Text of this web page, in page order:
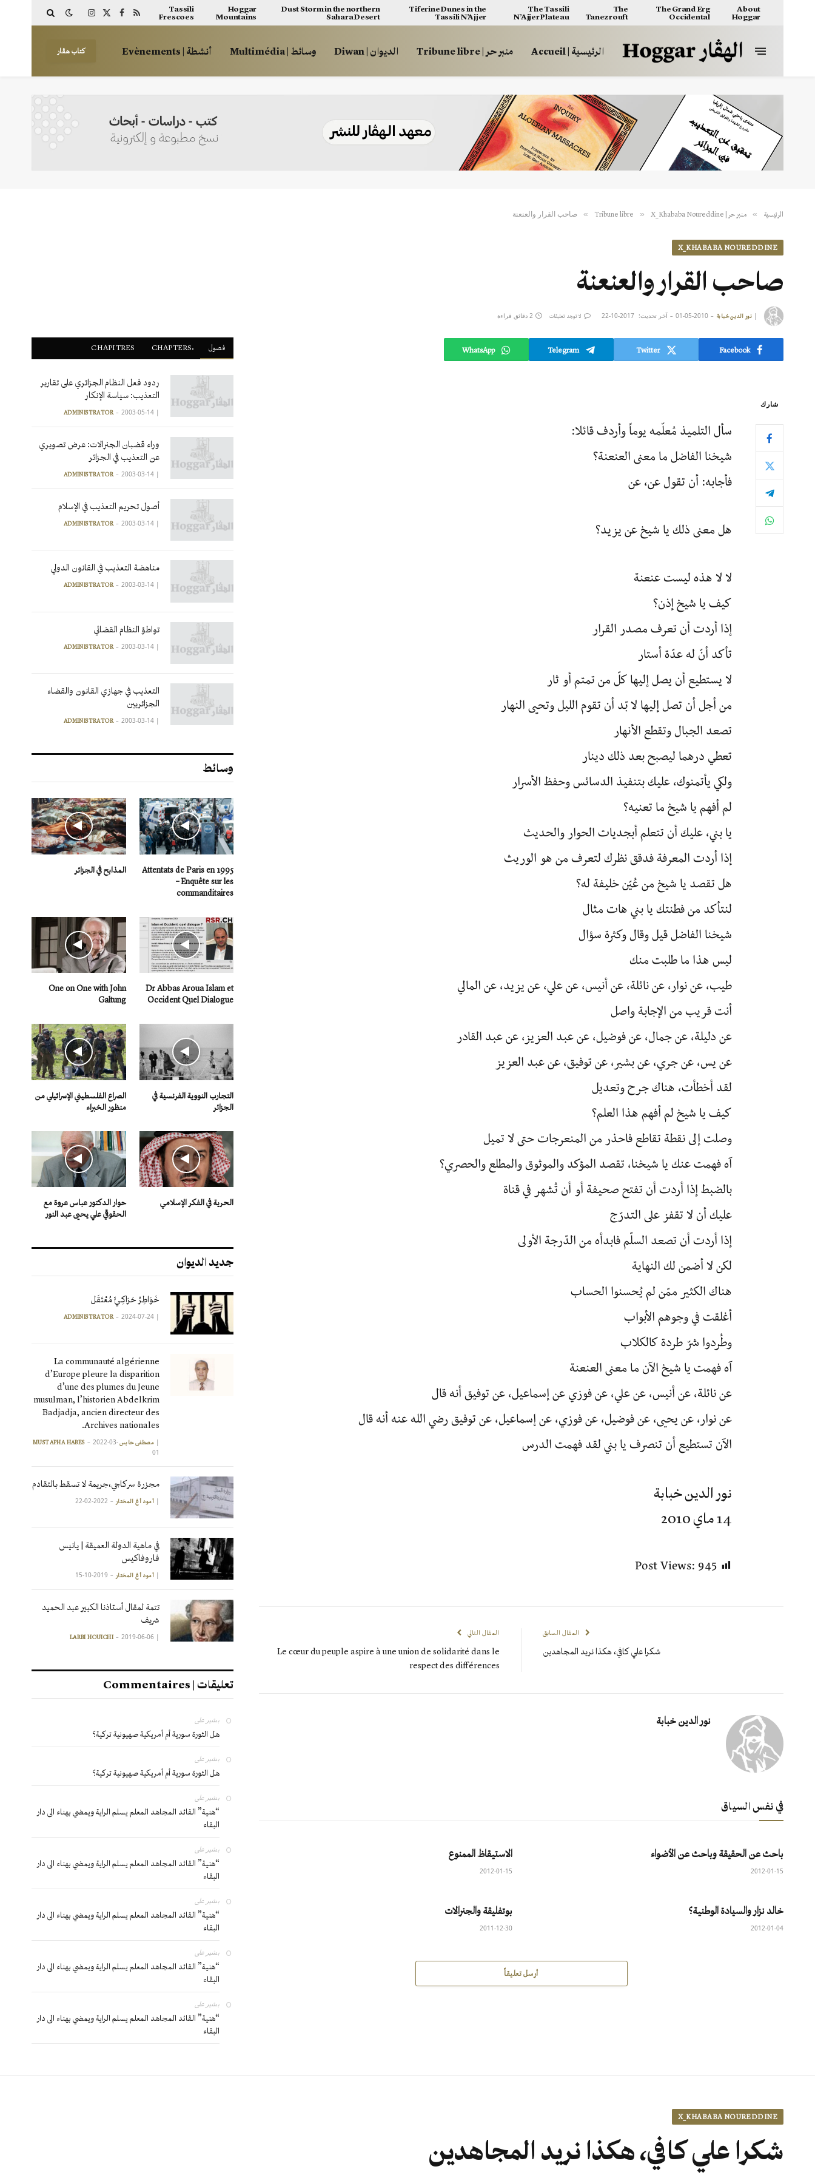
About
Hoggar
The Grand Erg
Occidental
The
Tanezrouft
The Tassili
N’Ajjer Plateau
Tiferine Dunes in the
Tassili N’Ajjer
Dust Storm in the northern
Sahara Desert
Hoggar
Mountains
Tassili
Frescoes
RSS
Facebook
X
Instagram
الرئيسية | Accueil منبر حر | Tribune libre الديوان | Diwan وسائط | Multimédia أنشطة | Evènements كتاب هڤار
الرئيسية » منبر حر | Tribune libre » X_Khababa Noureddine
» صاحب القرار والعنعنة
X_KHABABA NOUREDDINE
صاحب القرار والعنعنة
| نور الدين خبابة 2010-05-01 آخر تحديث: 2017-10-22 لا توجد تعليقات 2 دقائق قراءة
Facebook
Twitter
Telegram
WhatsApp
شارك
سأل التلميذ مُعلّمه يوماً وأردف قائلا:
شيخنا الفاضل ما معنى العنعنة؟
فأجابه: أن تقول عن، عن
هل معنى ذلك يا شيخ عن يزيد؟
لا لا هذه ليست عنعنة
كيف يا شيخ إذن؟
إذا أردت أن تعرف مصدر القرار
تأكد أنّ له عدّة أستار
لا يستطيع أن يصل إليها كلّ من تمتم أو ثار
من أجل أن تصل إليها لا بّد أن تقوم الليل وتحيى النهار
تصعد الجبال وتقطع الأنهار
تعطي درهما ليصبح بعد ذلك دينار
ولكي يأتمنوك، عليك بتنفيذ الدسائس وحفظ الأسرار
لم أفهم يا شيخ ما تعنيه؟
يا بني، عليك أن تتعلم أبجديات الحوار والحديث
إذا أردت المعرفة فدقق نظرك لتعرف من هو الوريث
هل تقصد يا شيخ من عُيّن خليفة له؟
لنتأكد من فطنتك يا بني هات مثال
شيخنا الفاضل قيل وقال وكثرة سؤال
ليس هذا ما طلبت منك
طيب، عن نوار، عن نائلة، عن أنيس، عن علي، عن يزيد، عن المالي
أنت قريب من الإجابة واصل
عن دليلة، عن جمال، عن فوضيل، عن عبد العزيز، عن عبد القادر
عن يس، عن جري، عن بشير، عن توفيق، عن عبد العزيز
لقد أخطأت، هناك جرح وتعديل
كيف يا شيخ لم أفهم هذا العلم؟
وصلت إلى نقطة تقاطع فاحذر من المنعرجات حتى لا تميل
آه فهمت عنك يا شيخنا، تقصد المؤكد والموثوق والمطلع والحصري؟
بالضبط إذا أردت أن تفتح صحيفة أو أن تُشهر في قناة
عليك أن لا تقفز على التدرّج
إذا أردت أن تصعد السلّم فابدأه من الدّرجة الأولى
لكن لا أضمن لك النهاية
هناك الكثير ممّن لم يُحسنوا الحساب
أغلقت في وجوهم الأبواب
وطُردوا شرّ طردة كالكلاب
آه فهمت يا شيخ الآن ما معنى العنعنة
عن نائلة، عن أنيس، عن علي، عن فوزي عن إسماعيل، عن توفيق أنه قال
عن نوار، عن يحيى، عن فوضيل، عن فوزي، عن إسماعيل، عن توفيق رضي الله عنه أنه قال
الآن تستطيع أن تنصرف يا بني لقد فهمت الدرس
نور الدين خبابة
14 ماي 2010
Post Views: 945
المقال السابق
شكرا علي كافي، هكذا نريد المجاهدين
المقال التالي
Le cœur du peuple aspire à une union de solidarité dans le
respect des différences
نور الدين خبابة
في نفس السياق
باحث عن الحقيقة وباحث عن الأضواء
2012-01-15
الاستيقاظ الممنوع
2012-01-15
خالد نزار والسيادة الوطنية؟
2012-01-04
بوتفليقة والجنرالات
2011-12-30
أرسل تعليقاً
فصول CHAPITRES
ردود فعل النظام الجزائري على تقارير
التعذيب: سياسة الإنكار
|
ADMINISTRATOR 2003-05-14
وراء قضبان الجنرالات: عرض تصويري
عن التعذيب في الجزائر
|
ADMINISTRATOR 2003-03-14
أصول تحريم التعذيب في الإسلام
|
ADMINISTRATOR 2003-03-14
مناهضة التعذيب في القانون الدولي
|
ADMINISTRATOR 2003-03-14
تواطؤ النظام القضائي
|
ADMINISTRATOR 2003-03-14
التعذيب في جهازي القانون والقضاء
الجزائريين
|
ADMINISTRATOR 2003-03-14
وسائط
Attentats de Paris en 1995
– Enquête sur les
commanditaires
المذابح في الجزائر
Dr Abbas Aroua Islam et
Occident Quel Dialogue
One on One with John
Galtung
التجارب النووية الفرنسية في
الجزائر
الصراع الفلسطيني الإسرائيلي من
منظور الخبراء
الحرية في الفكر الإسلامي
حوار الدكتور عباس عروة مع
الحقوقي علي يحيى عبد النور
جديد الديوان
خَوَاطِرُ حَرَاكِـيٍّ مُعْتَقَل
|
ADMINISTRATOR 2024-07-24
La communauté algérienne
d’Europe pleure la disparition
d’une des plumes du Jeune
musulman, l’historien Abdelkrim
Badjadja, ancien directeur des
Archives nationales.
| مصطفى حابس MUSTAPHA HABES2022-03-
01
مجزرة سركاجي،جريمة لا تسقط بالتقادم
| آمود أغ المختار 2022-02-22
في ماهية الدولة العميقة | يانيس
فاروفاكيس
| آمود أغ المختار 2019-10-15
تتمة لمقال أستاذنا الكبير عبد الحميد
شريف
|
LARBI HOUICHI 2019-06-06
تعليقات | Commentaires
بشير على
هل الثورة سورية أم أمريكية صهيونية تركية؟
بشير على
هل الثورة سورية أم أمريكية صهيونية تركية؟
بشير على
“هنية” القائد المجاهد المعلم يسلم الراية ويمضي بهناء الى دار
البقاء
بشير على
“هنية” القائد المجاهد المعلم يسلم الراية ويمضي بهناء الى دار
البقاء
بشير على
“هنية” القائد المجاهد المعلم يسلم الراية ويمضي بهناء الى دار
البقاء
بشير على
“هنية” القائد المجاهد المعلم يسلم الراية ويمضي بهناء الى دار
البقاء
بشير على
“هنية” القائد المجاهد المعلم يسلم الراية ويمضي بهناء الى دار
البقاء
X_KHABABA NOUREDDINE
شكرا علي كافي، هكذا نريد المجاهدين